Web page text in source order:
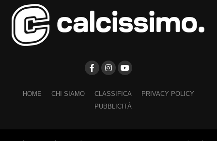
HOME CHI SIAMO CLASSIFICA
PRIVACY POLICY
PUBBLICITÀ